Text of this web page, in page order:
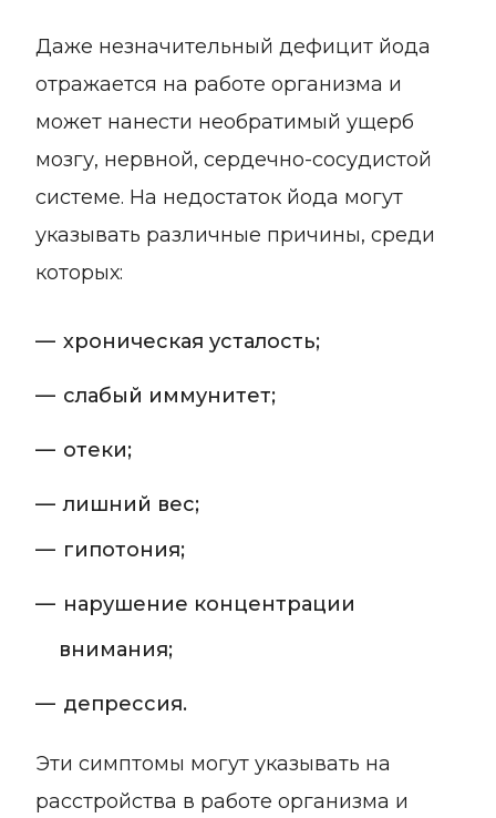
Даже незначительный дефицит йода
отражается на работе организма и
может нанести необратимый ущерб
мозгу, нервной, сердечно-сосудистой
системе. На недостаток йода могут
указывать различные причины, среди
которых:
хроническая усталость;
слабый иммунитет;
отеки;
лишний вес;
гипотония;
нарушение концентрации
внимания;
депрессия.
Эти симптомы могут указывать на
расстройства в работе организма и